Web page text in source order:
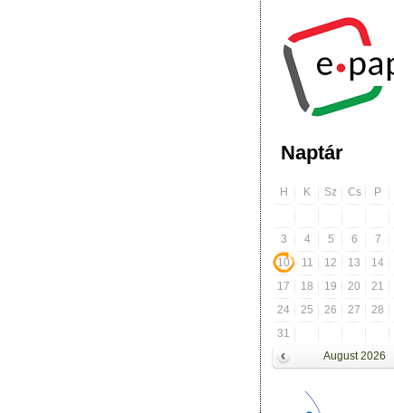
Naptár
H K Sz Cs P
3
4 5 6 7
10
11 12 13 14
17
18 19 20 21
24
25 26 27 28
31
August 2026